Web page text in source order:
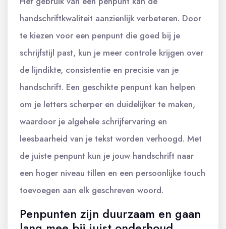
handschriftkwaliteit aanzienlijk verbeteren. Door
te kiezen voor een penpunt die goed bij je
schrijfstijl past, kun je meer controle krijgen over
de lijndikte, consistentie en precisie van je
handschrift. Een geschikte penpunt kan helpen
om je letters scherper en duidelijker te maken,
waardoor je algehele schrijfervaring en
leesbaarheid van je tekst worden verhoogd. Met
de juiste penpunt kun je jouw handschrift naar
een hoger niveau tillen en een persoonlijke touch
toevoegen aan elk geschreven woord.
Penpunten zijn duurzaam en gaan